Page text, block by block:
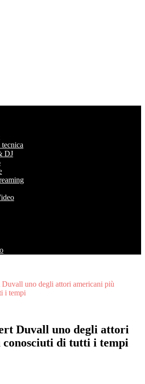
DJ
Duvall uno degli attori americani più
i tempi
Duvall uno degli attori
conosciuti di tutti i tempi